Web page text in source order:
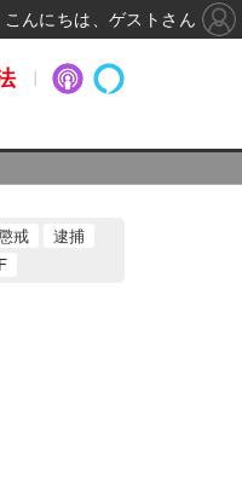
戒
逮捕
こんにちは、ゲストさん